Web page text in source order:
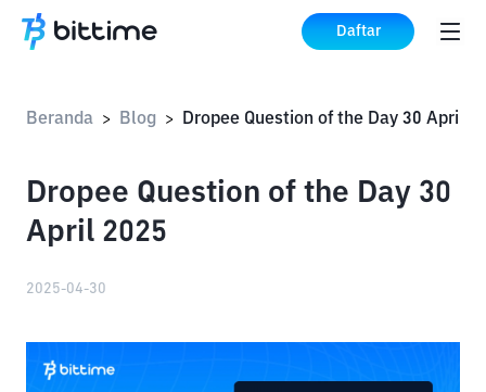
Daftar
Beranda > Blog > Dropee Question of the Day 30 April
Dropee Question of the Day 30
April 2025
2025-04-30